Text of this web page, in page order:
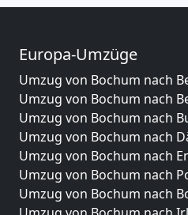
Europa-Umzüge
Umzug von Bochum nach
Umzug von Bochum nach
Umzug von Bochum nach
Umzug von Bochum nach
Umzug von Bochum nach
Umzug von Bochum nach
Umzug von Bochum nach